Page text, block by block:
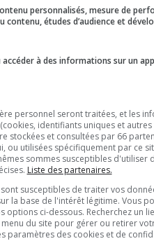
chef des Olympiques
personnalisés, mesure de
contenu, études d’audience et
à des informations sur un
personnel seront traitées, et les
identifiants uniques et
stockées et consultées par 66
ou utilisées spécifiquement par ce
sommes susceptibles d'utiliser
Liste des partenaires.
susceptibles de traiter vos
la base de l'intérêt légitime. Vous
options ci-dessous. Recherchez un
du site pour gérer ou retirer
paramètres des cookies et de